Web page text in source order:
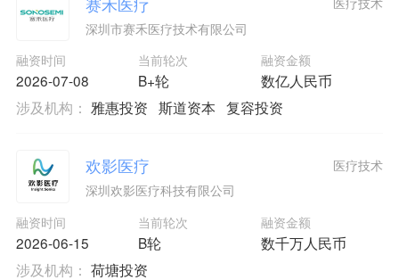
深圳市赛禾医疗技术有限公司
融资时间
2026-07-08
当前轮次
B+轮
融资金额
数亿人民币
涉及机构： 雅惠投资 斯道资本 复容投资
欢影医疗
深圳欢影医疗科技有限公司
融资时间
2026-06-15
当前轮次
B轮
融资金额
数千万人民币
医疗技术
涉及机构： 荷塘投资